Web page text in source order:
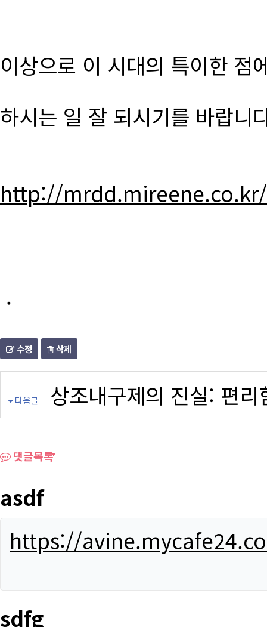
이상으로 이 시대의 특이한 점
하시는 일 잘 되시기를 바랍니
http://
.
수정 삭제
다음글 상조내구제의 진실: 편
댓글목록
asdf
https://
sdfg